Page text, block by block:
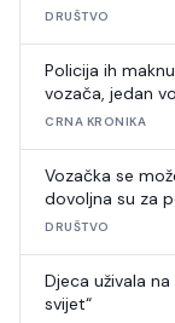
DRUŠTVO
Policija ih
vozača, jedan
CRNA KRONIKA
Vozačka se
dovoljna su za
DRUŠTVO
Djeca uživala na
svijet“